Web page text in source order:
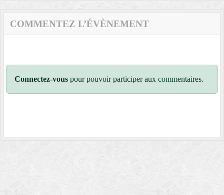
COMMENTEZ L’ÉVÈNEMENT
Connectez-vous pour pouvoir participer aux commentaires.